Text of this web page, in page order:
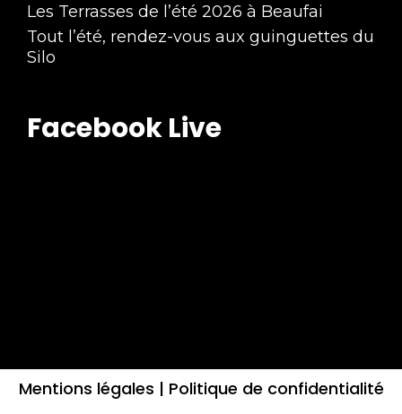
Les Terrasses de l’été 2026 à Beaufai
Tout l’été, rendez-vous aux guinguettes du
Silo
Facebook Live
Mentions légales | Politique de confidentialité